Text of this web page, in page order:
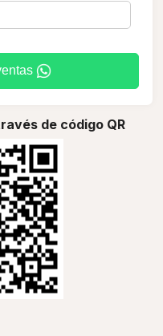
de código QR